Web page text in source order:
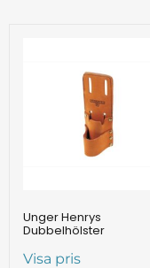
Unger Henrys
Dubbelhölster
Visa pris